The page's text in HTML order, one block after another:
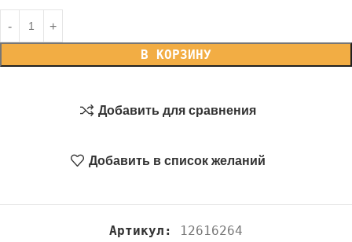
В КОРЗИНУ
Добавить для сравнения
Добавить в список желаний
Артикул:
12616264